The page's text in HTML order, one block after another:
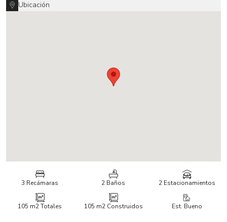
Ubicación
3 Recámaras 2 Baños 2 Estacionamientos
105 m2Totales 105 m2Construidos Est. Bueno